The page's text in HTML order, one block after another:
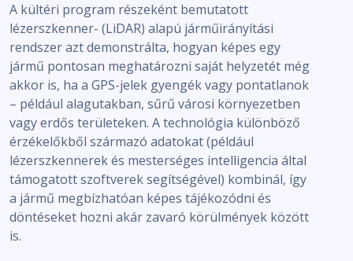
A kültéri program részeként bemutatott
lézerszkenner- (LiDAR) alapú járműirányítási
rendszer azt demonstrálta, hogyan képes egy
jármű pontosan meghatározni saját helyzetét még
akkor is, ha a GPS-jelek gyengék vagy pontatlanok
– például alagutakban, sűrű városi környezetben
vagy erdős területeken. A technológia különböző
érzékelőkből származó adatokat (például
lézerszkennerek és mesterséges intelligencia által
támogatott szoftverek segítségével) kombinál, így
a jármű megbízhatóan képes tájékozódni és
döntéseket hozni akár zavaró körülmények között
is.